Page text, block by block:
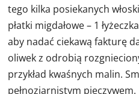
tego kilka posiekanych
płatki migdałowe – 1
aby nadać ciekawą fakturę
oliwek z odrobią
przykład kwaśnych malin.
pełnoziarnistym pieczywem.